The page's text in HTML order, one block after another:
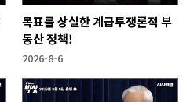
목표를 상실한 계급투쟁론적 부
동산 정책!
2026-8-6